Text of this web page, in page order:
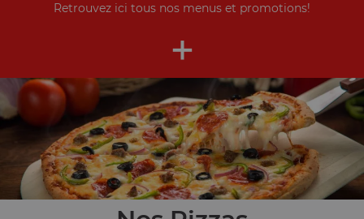
Retrouvez ici tous nos menus et promotions!
+